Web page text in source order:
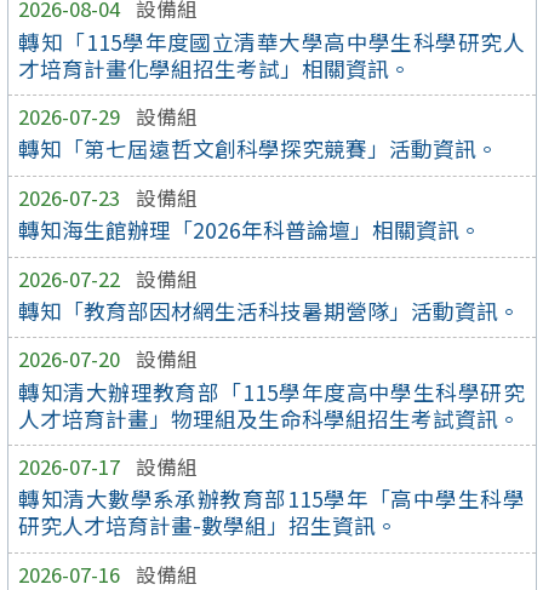
2026-08-04 設備組
轉知「115學年度國立清華大學高中學生科學研究人
才培育計畫化學組招生考試」相關資訊。
2026-07-29 設備組
轉知「第七屆遠哲文創科學探究競賽」活動資訊。
2026-07-23 設備組
轉知海生館辦理「2026年科普論壇」相關資訊。
2026-07-22 設備組
轉知「教育部因材網生活科技暑期營隊」活動資訊。
2026-07-20 設備組
轉知清大辦理教育部「115學年度高中學生科學研究
人才培育計畫」物理組及生命科學組招生考試資訊。
2026-07-17 設備組
轉知清大數學系承辦教育部115學年「高中學生科學
研究人才培育計畫-數學組」招生資訊。
2026-07-16 設備組